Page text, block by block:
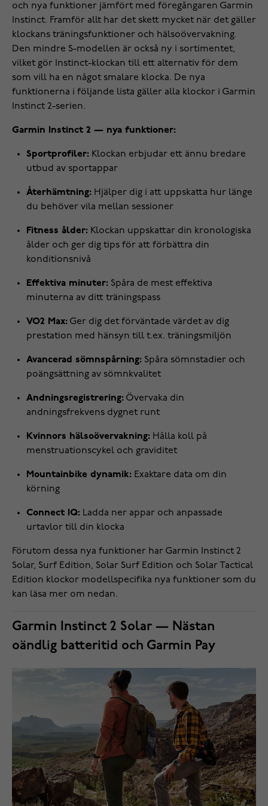
och nya funktioner jämfört med föregångaren Garmin
Instinct. Framför allt har det skett mycket när det gäller
klockans träningsfunktioner och hälsoövervakning.
Den mindre S-modellen är också ny i sortimentet,
vilket gör Instinct-klockan till ett alternativ för dem
som vill ha en något smalare klocka. De nya
funktionerna i följande lista gäller alla klockor i Garmin
Instinct 2-serien.
Garmin Instinct 2 — nya funktioner:
Sportprofiler: Klockan erbjudar ett ännu bredare
utbud av sportappar
Återhämtning: Hjälper dig i att uppskatta hur länge
du behöver vila mellan sessioner
Fitness ålder: Klockan uppskattar din kronologiska
ålder och ger dig tips för att förbättra din
konditionsnivå
Effektiva minuter: Spåra de mest effektiva
minuterna av ditt träningspass
VO2 Max: Ger dig det förväntade värdet av dig
prestation med hänsyn till t.ex. träningsmiljön
Avancerad sömnspårning: Spåra sömnstadier och
poängsättning av sömnkvalitet
Andningsregistrering: Övervaka din
andningsfrekvens dygnet runt
Kvinnors hälsoövervakning: Hålla koll på
menstruationscykel och graviditet
Mountainbike dynamik: Exaktare data om din
körning
Connect IQ: Ladda ner appar och anpassade
urtavlor till din klocka
Förutom dessa nya funktioner har Garmin Instinct 2
Solar, Surf Edition, Solar Surf Edition och Solar Tactical
Edition klockor modellspecifika nya funktioner som du
kan läsa mer om nedan.
Garmin Instinct 2 Solar — Nästan
oändlig batteritid och Garmin Pay